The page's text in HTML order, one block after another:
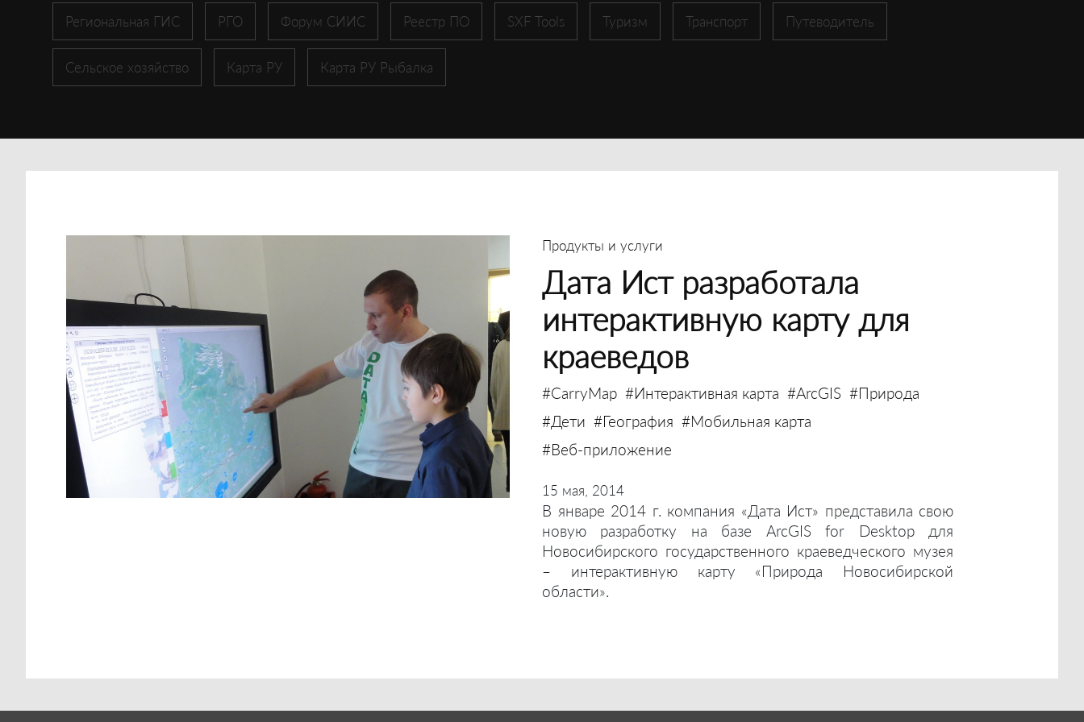
Региональная ГИС РГО Форум СИИС Реестр ПО SXF Tools Туризм Транспорт Путеводитель
Сельское хозяйство Карта РУ Карта РУ Рыбалка
Продукты и услуги
Дата Ист разработала
интерактивную карту для
краеведов
#CarryMap #Интерактивная карта #ArcGIS #Природа
#Дети #География #Мобильная карта
#Веб-приложение
15 мая, 2014
В январе 2014 г. компания «Дата Ист» представила свою
новую разработку на базе ArcGIS for Desktop для
Новосибирского государственного краеведческого музея
– интерактивную карту «Природа Новосибирской
области».